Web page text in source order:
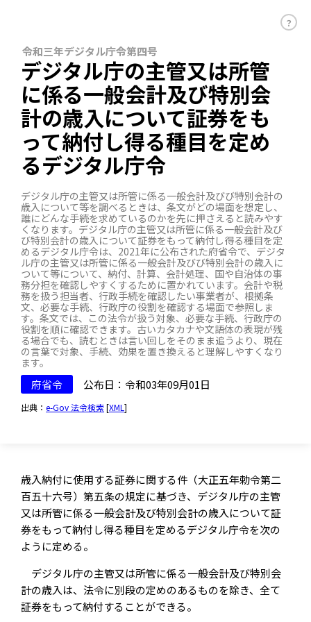
令和三年デジタル庁令第四号
デジタル庁の主管又は所管
に係る一般会計及び特別会
計の歳入について証券をも
って納付し得る種目を定め
るデジタル庁令
デジタル庁の主管又は所管に係る一般会計及びび特別会計の
歳入について等を調べるときは、条文がどの場面を想定し、
誰にどんな手続を求めているのかを先に押さえると読みやす
くなります。デジタル庁の主管又は所管に係る一般会計及び
び特別会計の歳入について証券をもって納付し得る種目を定
めるデジタル庁令は、2021年に公布された府省令で、デジタ
ル庁の主管又は所管に係る一般会計及びび特別会計の歳入に
ついて等について、納付、計算、会計処理、国や自治体の事
務分担を確認しやすくするために置かれています。会計や税
務を扱う担当者、行政手続を確認したい事業者が、根拠条
文、必要な手続、行政庁の役割を確認する場面で参照しま
す。条文では、この法令が扱う対象、必要な手続、行政庁の
役割を順に確認できます。古いカタカナや文語体の表現が残
る場合でも、読むときは言い回しをそのまま追うより、現在
の言葉で対象、手続、効果を置き換えると理解しやすくなり
ます。
府省令 公布日：令和03年09月01日
出典： e-Gov 法令検索[XML ]
歳入納付に使用する証券に関する件（大正五年勅令第二
百五十六号）第五条の規定に基づき、デジタル庁の主管
又は所管に係る一般会計及び特別会計の歳入について証
券をもって納付し得る種目を定めるデジタル庁令を次の
ように定める。
デジタル庁の主管又は所管に係る一般会計及び特別会
計の歳入は、法令に別段の定めのあるものを除き、全て
証券をもって納付することができる。
？